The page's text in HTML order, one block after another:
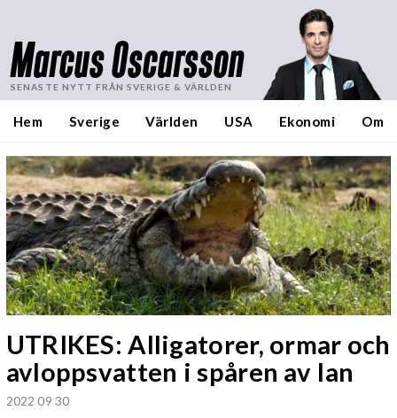
Marcus Oscarsson
SENASTE NYTT FRÅN SVERIGE & VÄRLDEN
Hem Sverige Världen USA Ekonomi Om
UTRIKES: Alligatorer, ormar och
avloppsvatten i spåren av Ian
2022 09 30